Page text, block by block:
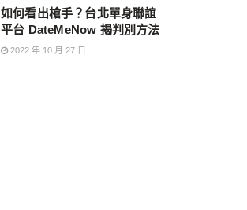
如何看出槍手？台北單身聯誼
平台 DateMeNow 揭判別方法
2022 年 10 月 27 日